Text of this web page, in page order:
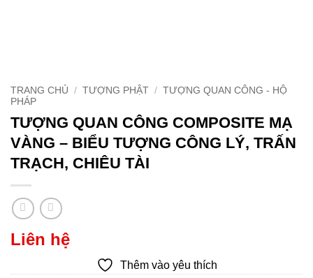
TRANG CHỦ / TƯỢNG PHẬT / TƯỢNG QUAN CÔNG - HỘ
PHÁP
TƯỢNG QUAN CÔNG COMPOSITE MẠ
VÀNG – BIỂU TƯỢNG CÔNG LÝ, TRẤN
TRẠCH, CHIÊU TÀI
Liên hệ
Thêm vào yêu thích